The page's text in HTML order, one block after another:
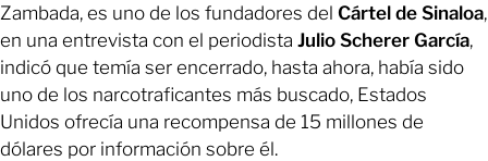
Zambada, es uno de los fundadores del Cártel de Sinaloa,
en una entrevista con el periodista Julio Scherer García,
indicó que temía ser encerrado, hasta ahora, había sido
uno de los narcotraficantes más buscado, Estados
Unidos ofrecía una recompensa de 15 millones de
dólares por información sobre él.